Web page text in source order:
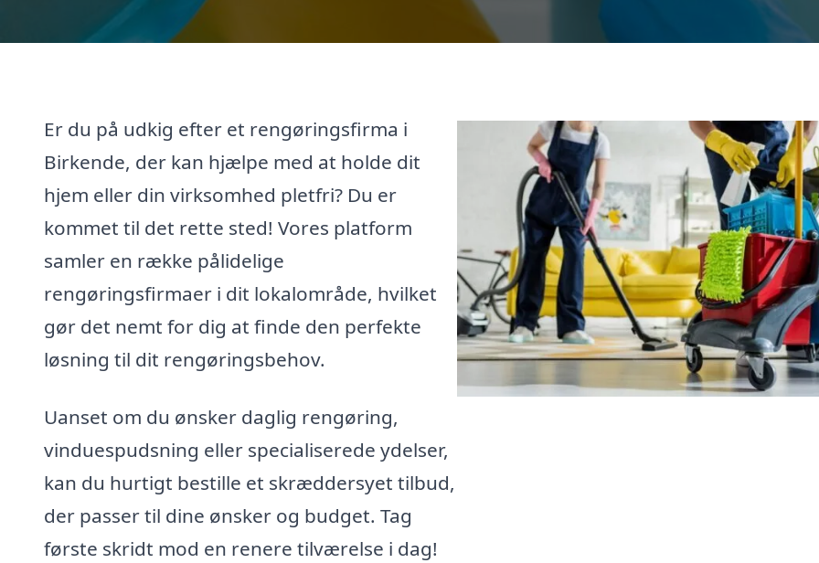
Er du på udkig efter et rengøringsfirma i
Birkende, der kan hjælpe med at holde dit
hjem eller din virksomhed pletfri? Du er
kommet til det rette sted! Vores platform
samler en række pålidelige
rengøringsfirmaer i dit lokalområde, hvilket
gør det nemt for dig at finde den perfekte
løsning til dit rengøringsbehov.
Uanset om du ønsker daglig rengøring,
vinduespudsning eller specialiserede ydelser,
kan du hurtigt bestille et skræddersyet tilbud,
der passer til dine ønsker og budget. Tag
første skridt mod en renere tilværelse i dag!